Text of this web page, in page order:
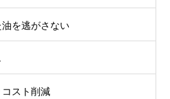
を逃がさない
スト削減